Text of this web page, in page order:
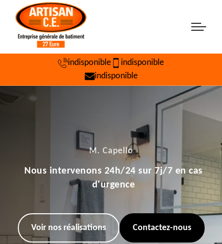
indisponible
indisponible
indisponible
M. Capello
Nous intervenons 24h/24 sur 7j/7 en cas
d'urgence
Voir nos réalisations Contactez-nous